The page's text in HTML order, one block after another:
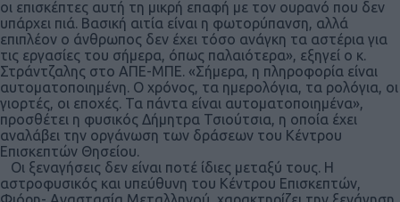
οι επισκέπτες αυτή τη μικρή επαφή με τον ουρανό που δεν
υπάρχει πιά. Βασική αιτία είναι η φωτορύπανση, αλλά
επιπλέον ο άνθρωπος δεν έχει τόσο ανάγκη τα αστέρια για
τις εργασίες του σήμερα, όπως παλαιότερα», εξηγεί ο κ.
Στράντζαλης στο ΑΠΕ-ΜΠΕ. «Σήμερα, η πληροφορία είναι
αυτοματοποιημένη. Ο χρόνος, τα ημερολόγια, τα ρολόγια, οι
γιορτές, οι εποχές. Τα πάντα είναι αυτοματοποιημένα»,
προσθέτει η φυσικός Δήμητρα Τσιούτσια, η οποία έχει
αναλάβει την οργάνωση των δράσεων του Κέντρου
Επισκεπτών Θησείου.
Οι ξεναγήσεις δεν είναι ποτέ ίδιες μεταξύ τους. Η
αστροφυσικός και υπεύθυνη του Κέντρου Επισκεπτών,